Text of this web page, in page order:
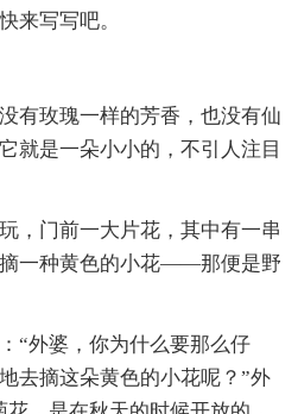
来写写吧。
有玫瑰一样的芳香，也没有仙
就是一朵小小的，不引人注目
，门前一大片花，其中有一串
一种黄色的小花——那便是野
“外婆，你为什么要那么仔
去摘这朵黄色的小花呢？”外